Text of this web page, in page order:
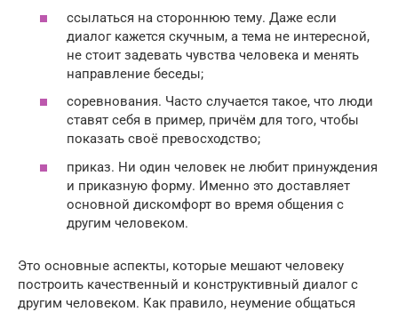
ссылаться на стороннюю тему. Даже если
диалог кажется скучным, а тема не интересной,
не стоит задевать чувства человека и менять
направление беседы;
соревнования. Часто случается такое, что люди
ставят себя в пример, причём для того, чтобы
показать своё превосходство;
приказ. Ни один человек не любит принуждения
и приказную форму. Именно это доставляет
основной дискомфорт во время общения с
другим человеком.
Это основные аспекты, которые мешают человеку
построить качественный и конструктивный диалог с
другим человеком. Как правило, неумение общаться